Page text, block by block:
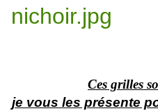
Ces grilles
je vous les présente